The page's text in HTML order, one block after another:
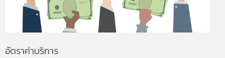
อัตราค่าบริการ